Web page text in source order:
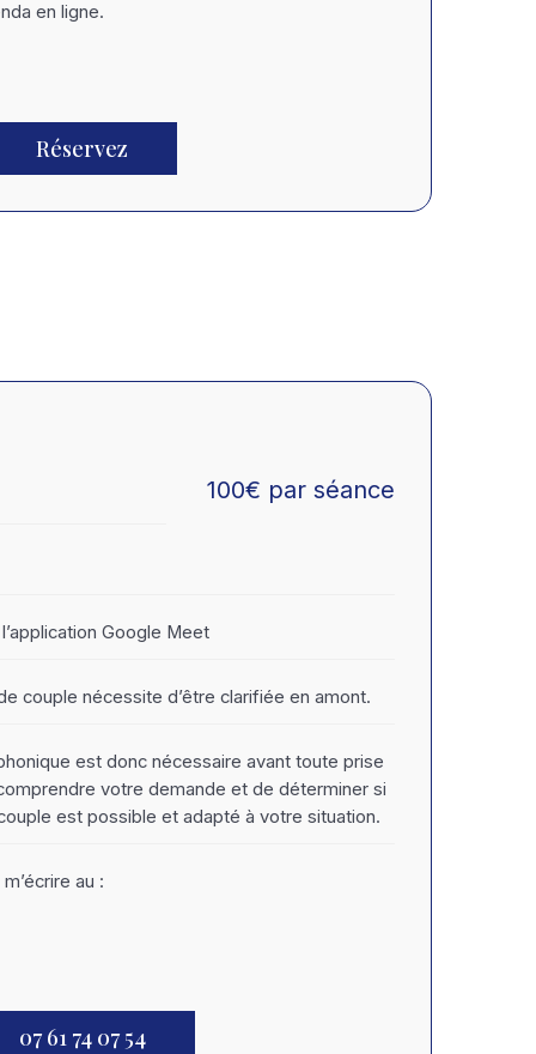
en ligne.
Réservez
100€ par séance
Google Meet
couple nécessite d’être clarifiée en amont.
est donc nécessaire avant toute prise
votre demande et de déterminer si
est possible et adapté à votre situation.
au :
07 61 74 07 54